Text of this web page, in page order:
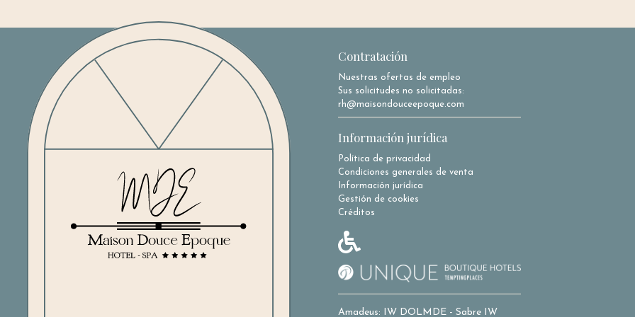
Contratación
Nuestras ofertas de empleo
Sus solicitudes no solicitadas:
rh@maisondouceepoque.com
Información jurídica
Política de privacidad
Condiciones generales de venta
Información jurídica
Gestión de cookies
Créditos
Amadeus: IW DOLMDE - Sabre IW